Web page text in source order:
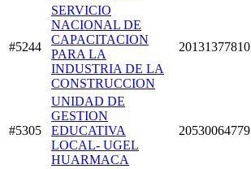
#5244
SERVICIO
NACIONAL DE
CAPACITACION
PARA LA
INDUSTRIA DE LA
CONSTRUCCION
20131377810
#5305
UNIDAD DE
GESTION
EDUCATIVA
LOCAL- UGEL
HUARMACA
20530064779